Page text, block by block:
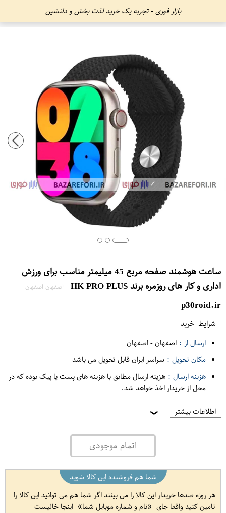
بازار فوری - تجربه یک خرید لذت بخش و دلنشین
ساعت هوشمند صفحه مربع 45 میلیمتر مناسب برای ورزش
اداری و کار های روزمره برند HK PRO PLUS
اصفهان اصفهان
p30roid.ir
شرایط خرید
ارسال از : اصفهان-اصفهان
مکان تحویل : سراسر ایران قابل تحویل می باشد
هزینه ارسال : هزینه ارسال مطابق با هزینه های پست یا پیک بوده که در
محل از خریدار اخذ خواهد شد.
اطلاعات بیشتر ❯
اتمام موجودی
شما هم فروشنده این کالا شوید
هر روزه صدها خریدار این کالا را می بینند اگر شما هم می توانید این کالا را
تامین کنید واقعا جای
نام و شماره موبایل شما اینجا خالیست